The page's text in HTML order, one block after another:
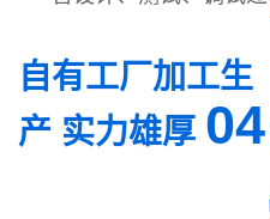
自有工厂加工生
产 实力雄厚 04